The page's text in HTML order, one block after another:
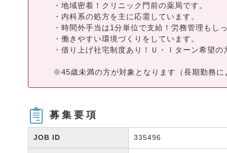
・地域密着！クリニック門前の薬局です。
・内科系の処方を主に応需しています。
・時間外手当は1分単位で支給！労務管理もし
・働きやすい環境づくりをしています。
・借り上げ社宅制度あり！Ｕ・Ｉターン希望の
※45歳未満の方が対象となります（長期勤務
募集要項
JOB ID 335496